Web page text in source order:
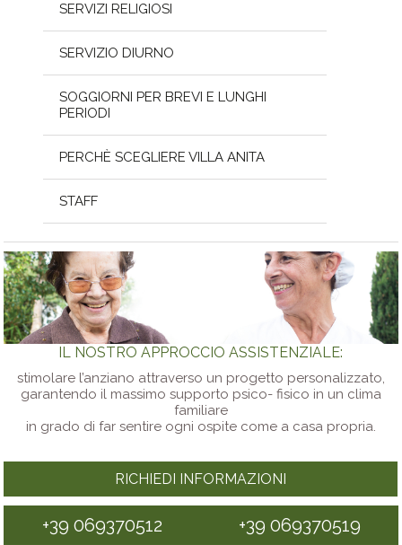
SERVIZI RELIGIOSI
SERVIZIO DIURNO
SOGGIORNI PER BREVI E LUNGHI
PERIODI
PERCHÈ SCEGLIERE VILLA ANITA
STAFF
IL NOSTRO APPROCCIO ASSISTENZIALE:
stimolare l’anziano attraverso un progetto personalizzato,
garantendo il massimo supporto psico- fisico in un clima
familiare
in grado di far sentire ogni ospite come a casa propria.
RICHIEDI INFORMAZIONI
+39 069370512 +39 069370519